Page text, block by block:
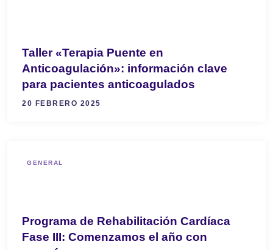
Taller «Terapia Puente en
Anticoagulación»: información clave
para pacientes anticoagulados
20 FEBRERO 2025
GENERAL
Programa de Rehabilitación Cardíaca
Fase III: Comenzamos el año con